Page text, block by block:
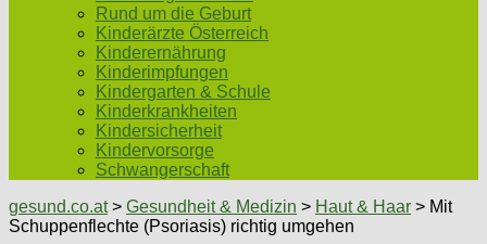
Rund um die Geburt
Kinderärzte Österreich
Kinderernährung
Kinderimpfungen
Kindergarten & Schule
Kinderkrankheiten
Kindersicherheit
Kindervorsorge
Schwangerschaft
gesund.co.at> Gesundheit & Medizin > Haut & Haar > Mit
Schuppenflechte (Psoriasis) richtig umgehen